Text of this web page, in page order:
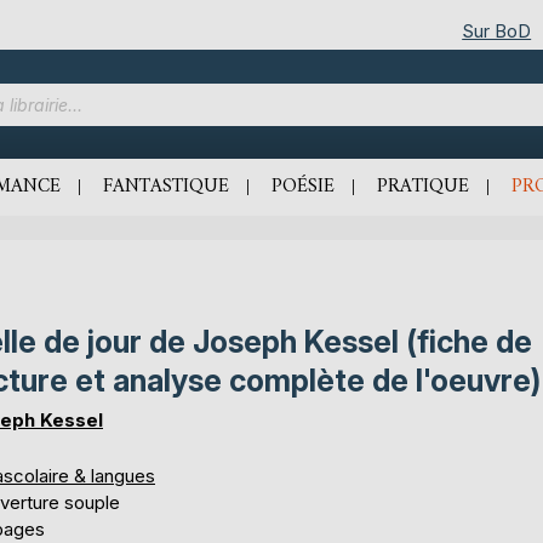
Sur BoD
FANTASTIQUE POÉSIE PRATIQUE
de jour de Joseph Kessel (fiche de
et analyse complète de l'oeuvre)
Kessel
& langues
souple